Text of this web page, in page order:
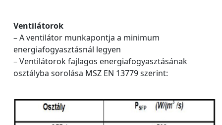
Ventilátorok
– A ventilátor munkapontja a minimum
energiafogyasztásnál legyen
– Ventilátorok fajlagos energiafogyasztásának
osztályba sorolása MSZ EN 13779 szerint: